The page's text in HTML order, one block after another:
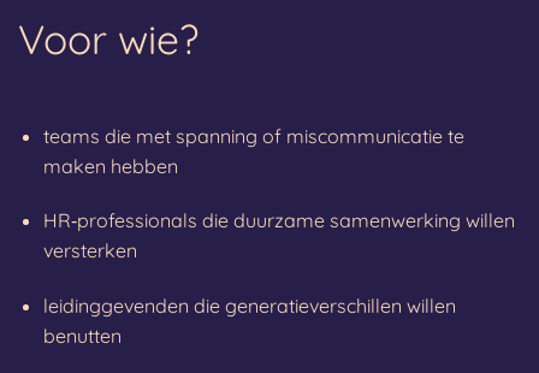
Voor wie?
teams die met spanning of miscommunicatie te
maken hebben
HR‑professionals die duurzame samenwerking willen
versterken
leidinggevenden die generatieverschillen willen
benutten